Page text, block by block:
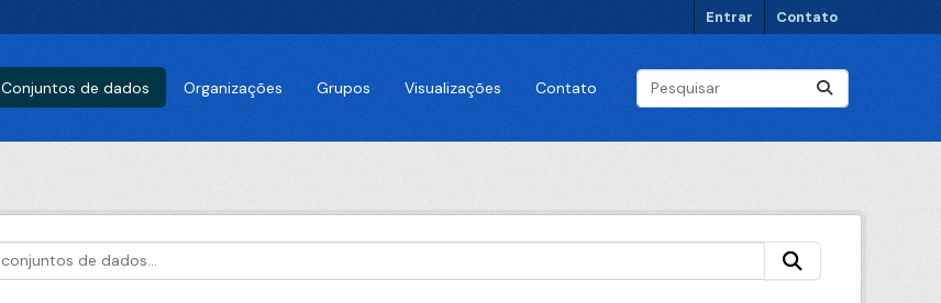
Entrar Contato
Conjuntos de dados Organizações Grupos Visualizações Contato